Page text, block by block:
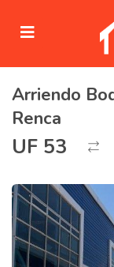
(Venta)
(Arriendo)
Arriendo
Renca
UF 53